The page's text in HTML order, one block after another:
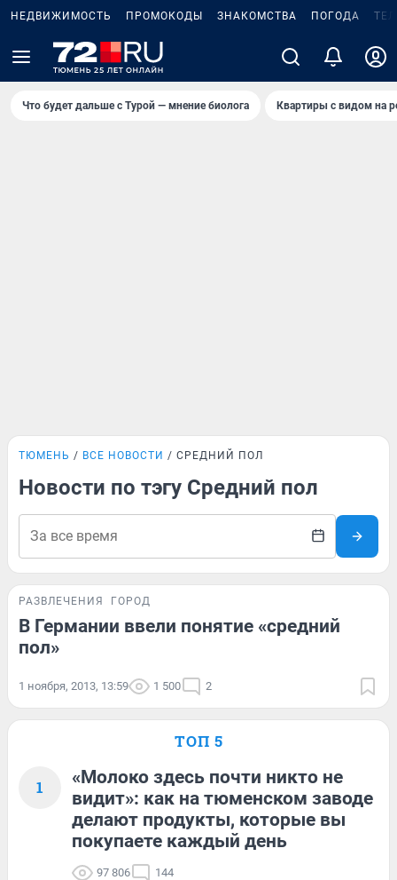
НЕДВИЖИМОСТЬ ПРОМОКОДЫ ЗНАКОМСТВА ПОГОДА
Что будет дальше с Турой — мнение биолога Квартиры с видом на
ТЮМЕНЬ ВСЕ НОВОСТИ СРЕДНИЙ ПОЛ
Новости по тэгу Средний пол
РАЗВЛЕЧЕНИЯ ГОРОД
В Германии ввели понятие «средний
пол»
1 ноября, 2013, 13:59 1 500 2
ТОП 5
1
«Молоко здесь почти никто не
видит»: как на тюменском заводе
делают продукты, которые вы
покупаете каждый день
97 806 144